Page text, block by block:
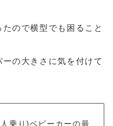
ので横型でも困ること
の大きさに気を付けて
乗り)ベビーカーの最